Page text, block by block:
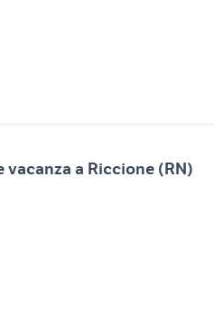
a Riccione (RN)